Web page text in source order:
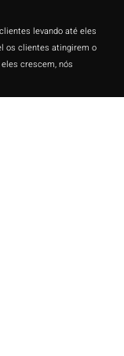
levando até eles
os clientes atingirem o
crescem, nós